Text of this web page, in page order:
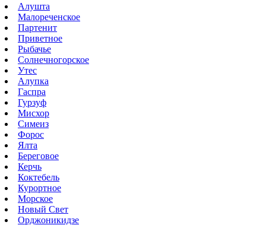
Алушта
Малореченское
Партенит
Приветное
Рыбачье
Солнечногорское
Утес
Алупка
Гаспра
Гурзуф
Мисхор
Симеиз
Форос
Ялта
Береговое
Керчь
Коктебель
Курортное
Морское
Новый Свет
Орджоникидзе